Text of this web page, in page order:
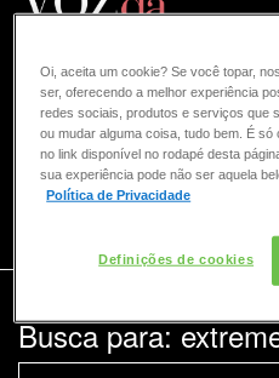
COLORAÇÃO
Busca para:
Oi, aceita um cookie? Se você topar,
ser, oferecendo a melhor experiência
redes sociais, produtos e serviços que
ou mudar alguma coisa, tudo bem. É só
no link disponível no rodapé desta
sua experiência pode não ser aquela
Política de Privacidade
Definições de cookies